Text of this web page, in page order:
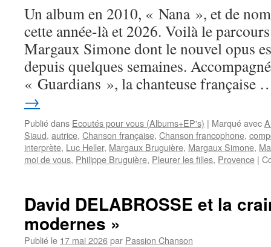
sciences
poésie
se
Un album en 2010, « Nana », et de
cette année-là et 2026. Voilà le
Margaux Simone dont le nouvel opus
depuis quelques semaines.
« Guardians », la chanteuse française
→
Publié dans Ecoutés pour vous (Albums+EP's) | Marqué avec
Siaud, autrice, Chanson française, Chanson francophone,
interprète, Luc Heller, Margaux Bruguière, Margaux Simone,
moi de vous, Philippe Bruguière, Pleurer les filles, Provence |
David DELABROSSE et la
modernes »
Publié le 17 mai 2026par Passion Chanson